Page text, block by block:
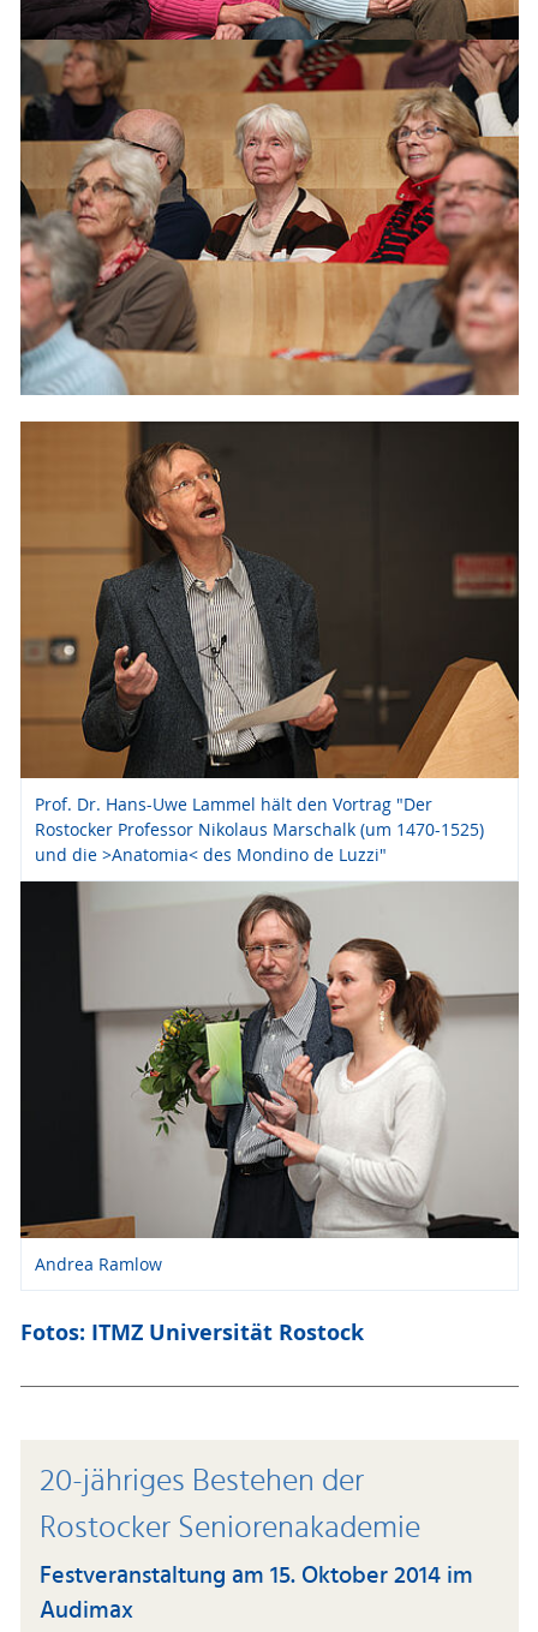
Prof. Dr. Hans-Uwe Lammel hält den Vortrag "Der
Rostocker Professor Nikolaus Marschalk (um 1470-1525)
und die >Anatomia< des Mondino de Luzzi"
Andrea Ramlow
Fotos: ITMZ Universität Rostock
20-jähriges Bestehen der
Rostocker Seniorenakademie
Festveranstaltung am 15. Oktober 2014 im
Audimax